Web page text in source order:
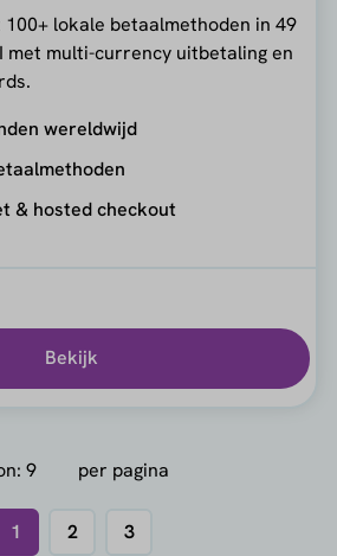
lokale betaalmethoden in 49
met multi-currency uitbetaling en
wereldwijd
& hosted checkout
Bekijk
per pagina
1 2 3